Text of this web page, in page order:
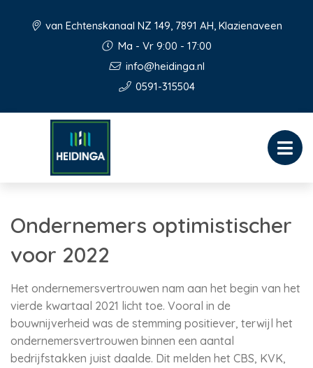
van Echtenskanaal NZ 149, 7891 AH, Klazienaveen
Ma - Vr 9:00 - 17:00
info@heidinga.nl
0591-315504
Ondernemers optimistischer
voor 2022
Het ondernemersvertrouwen nam aan het begin van het
vierde kwartaal 2021 licht toe. Vooral in de
bouwnijverheid was de stemming positiever, terwijl het
ondernemersvertrouwen binnen een aantal
bedrijfstakken juist daalde. Dit melden het CBS, KVK,